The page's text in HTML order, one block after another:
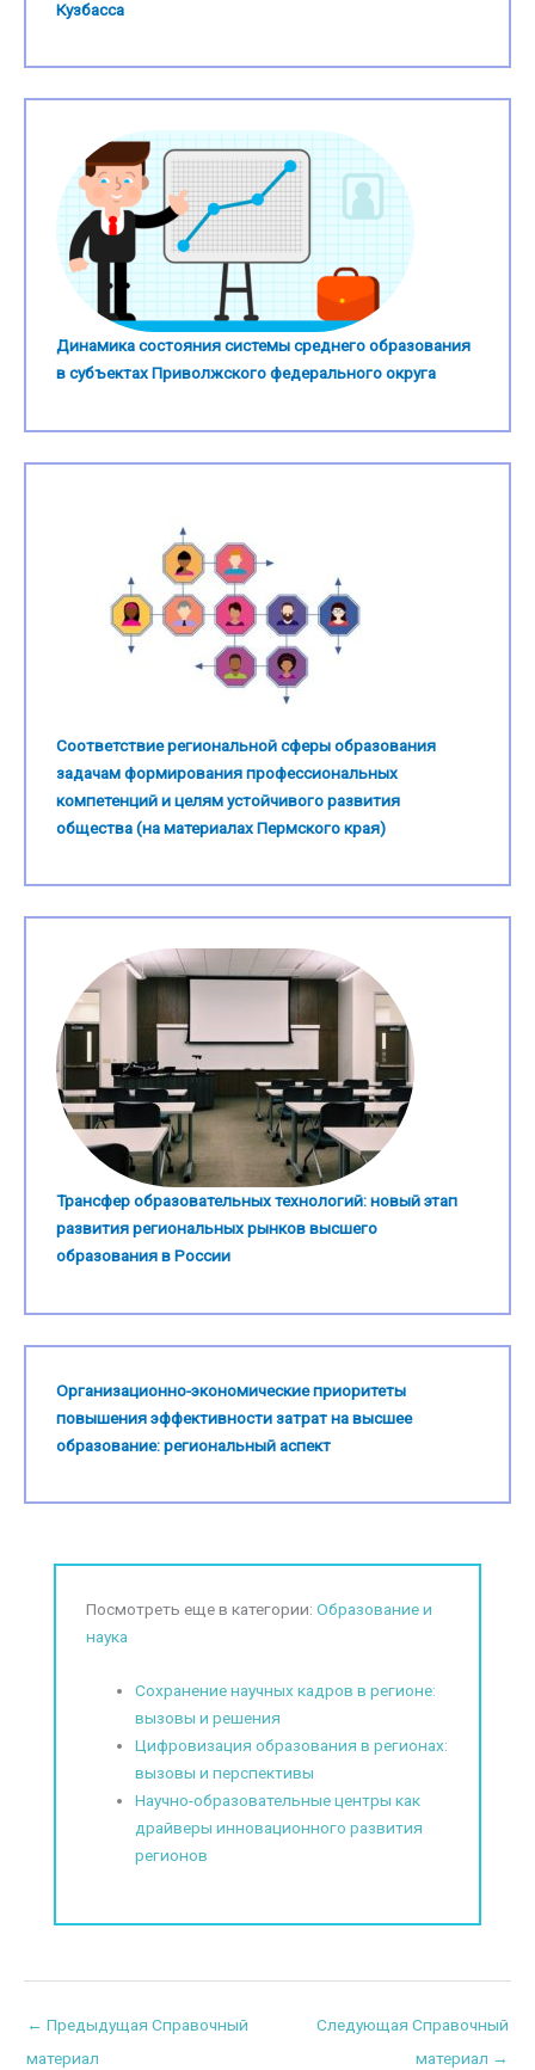
Кузбасса
Динамика состояния системы среднего образования
в субъектах Приволжского федерального округа
Соответствие региональной сферы образования
задачам формирования профессиональных
компетенций и целям устойчивого развития
общества (на материалах Пермского края)
Трансфер образовательных технологий: новый этап
развития региональных рынков высшего
образования в России
Организационно-экономические приоритеты
повышения эффективности затрат на высшее
образование: региональный аспект
Посмотреть еще в категории: Образование и
наука
Сохранение научных кадров в регионе:
вызовы и решения
Цифровизация образования в регионах:
вызовы и перспективы
Научно-образовательные центры как
драйверы инновационного развития
регионов
← Предыдущая Справочный
материал
Следующая Справочный
материал →